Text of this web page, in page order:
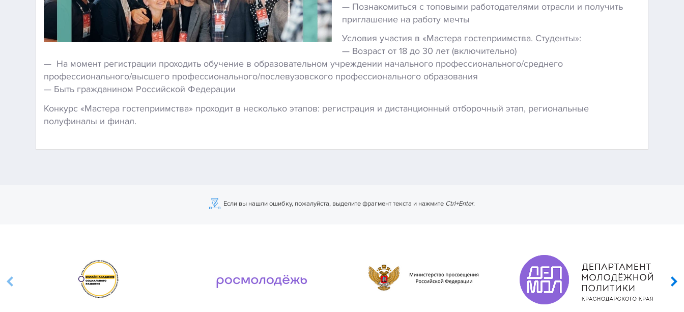
— Познакомиться с топовыми работодателями отрасли и получить
приглашение на работу мечты
Условия участия в «Мастера гостеприимства. Студенты»:
— Возраст от 18 до 30 лет (включительно)
— На момент регистрации проходить обучение в образовательном учреждении начального профессионального/среднего
профессионального/высшего профессионального/послевузовского профессионального образования
— Быть гражданином Российской Федерации
Конкурс «Мастера гостеприимства» проходит в несколько этапов: регистрация и дистанционный отборочный этап, региональные
полуфиналы и финал.
Если вы нашли ошибку, пожалуйста, выделите фрагмент текста и нажмите Ctrl+Enter.